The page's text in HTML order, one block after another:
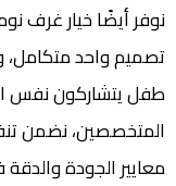
نوفر أيضًا خيار غرف
تصميم واحد متكامل،
طفل يتشاركون نفس
المتخصصين، نضمن
معايير الجودة